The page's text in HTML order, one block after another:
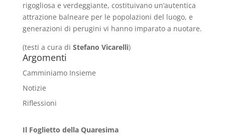
rigogliosa e verdeggiante, costituivano un’autentica
attrazione balneare per le popolazioni del luogo, e
generazioni di perugini vi hanno imparato a nuotare.
(testi a cura di Stefano Vicarelli)
Argomenti
Camminiamo Insieme
Notizie
Riflessioni
Il Foglietto della Quaresima